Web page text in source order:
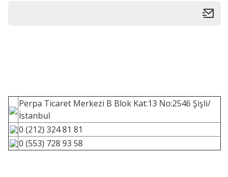
Perpa Ticaret Merkezi B Blok Kat:13 No:2546 Şişli/
İstanbul
0 (212) 324 81 81
0 (553) 728 93 58